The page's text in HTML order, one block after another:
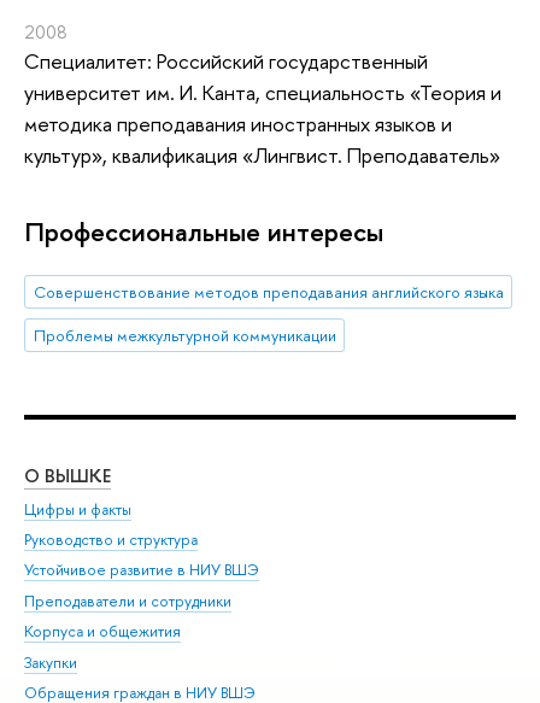
2008
Специалитет: Российский государственный
университет им. И. Канта, специальность «Теория и
методика преподавания иностранных языков и
культур», квалификация «Лингвист. Преподаватель»
Профессиональные интересы
Совершенствование методов преподавания английского языка
Проблемы межкультурной коммуникации
О ВЫШКЕ
Цифры и факты
Руководство и структура
Устойчивое развитие в НИУ ВШЭ
Преподаватели и сотрудники
Корпуса и общежития
Закупки
Обращения граждан в НИУ ВШЭ